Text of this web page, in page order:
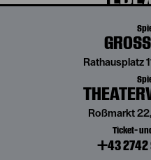
Rathausplatz
Roßmarkt
Ticket-
+43 2742